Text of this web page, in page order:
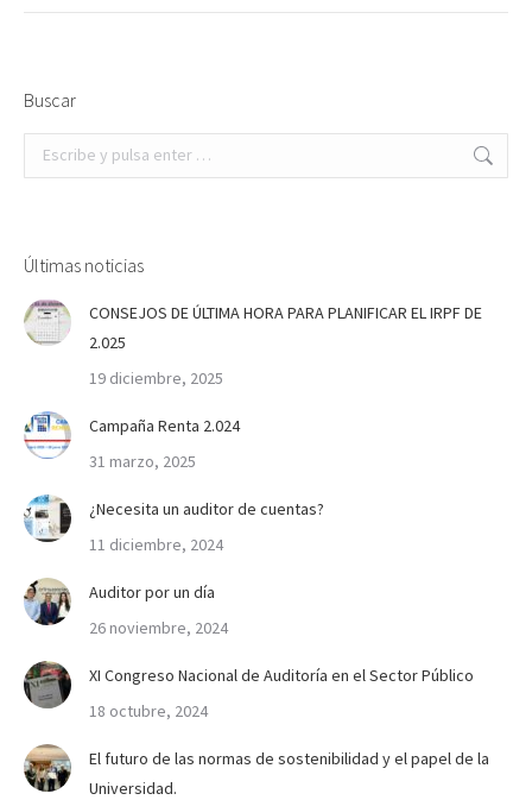
Buscar
Buscar:
Últimas noticias
CONSEJOS DE ÚLTIMA HORA PARA PLANIFICAR EL IRPF DE
2.025
19 diciembre, 2025
Campaña Renta 2.024
31 marzo, 2025
¿Necesita un auditor de cuentas?
11 diciembre, 2024
Auditor por un día
26 noviembre, 2024
XI Congreso Nacional de Auditoría en el Sector Público
18 octubre, 2024
El futuro de las normas de sostenibilidad y el papel de la
Universidad.